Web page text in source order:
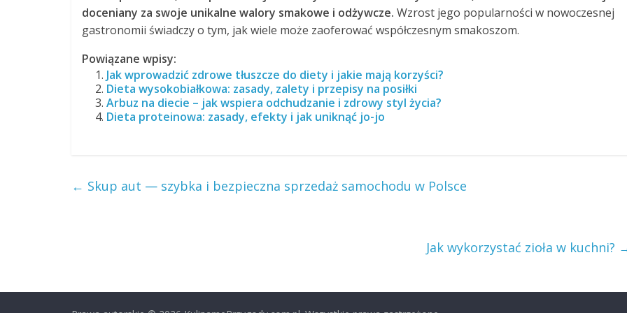
doceniany za swoje unikalne walory smakowe i odżywcze. Wzrost jego popularności w nowoczesnej
gastronomii świadczy o tym, jak wiele może zaoferować współczesnym smakoszom.
Powiązane wpisy:
Jak wprowadzić zdrowe tłuszcze do diety i jakie mają korzyści?
Dieta wysokobiałkowa: zasady, zalety i przepisy na posiłki
Arbuz na diecie – jak wspiera odchudzanie i zdrowy styl życia?
Dieta proteinowa: zasady, efekty i jak uniknąć jo-jo
← Skup aut — szybka i bezpieczna sprzedaż samochodu w Polsce
Jak wykorzystać zioła w kuchni?